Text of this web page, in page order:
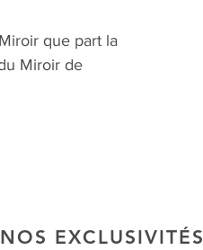
que part la
Miroir de
NOS EXCLUSIVITÉS